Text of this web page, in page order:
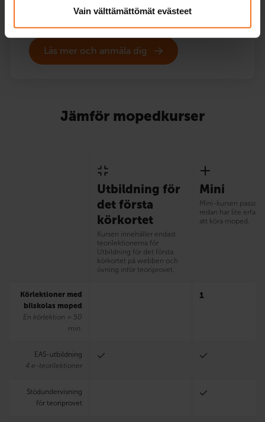
Vain välttämättömät evästeet
Läs mer och anmäla dig
Jämför mopedkurser
Utbildning för
det första
körkortet
Kursen innehåller endast
teorilektionerna för
Utbildning för det första
körkortet på webben och
övning inför teoriprovet.
Mini
Mini-kursen passar
redan har lite
att köra moped.
Körlektioner med
bilskolas moped
En körlektion = 50
min.
1
EAS-utbildning
4 e-teorilektioner
Stödundervisning
för teoriprovet